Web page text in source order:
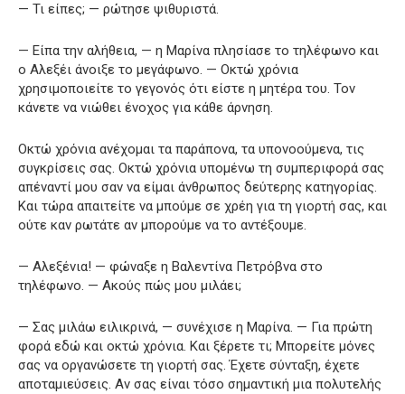
— Τι είπες; — ρώτησε ψιθυριστά.
— Είπα την αλήθεια, — η Μαρίνα πλησίασε το τηλέφωνο και
ο Αλεξέι άνοιξε το μεγάφωνο. — Οκτώ χρόνια
χρησιμοποιείτε το γεγονός ότι είστε η μητέρα του. Τον
κάνετε να νιώθει ένοχος για κάθε άρνηση.
Οκτώ χρόνια ανέχομαι τα παράπονα, τα υπονοούμενα, τις
συγκρίσεις σας. Οκτώ χρόνια υπομένω τη συμπεριφορά σας
απέναντί μου σαν να είμαι άνθρωπος δεύτερης κατηγορίας.
Και τώρα απαιτείτε να μπούμε σε χρέη για τη γιορτή σας, και
ούτε καν ρωτάτε αν μπορούμε να το αντέξουμε.
— Αλεξένια! — φώναξε η Βαλεντίνα Πετρόβνα στο
τηλέφωνο. — Ακούς πώς μου μιλάει;
— Σας μιλάω ειλικρινά, — συνέχισε η Μαρίνα. — Για πρώτη
φορά εδώ και οκτώ χρόνια. Και ξέρετε τι; Μπορείτε μόνες
σας να οργανώσετε τη γιορτή σας. Έχετε σύνταξη, έχετε
αποταμιεύσεις. Αν σας είναι τόσο σημαντική μια πολυτελής